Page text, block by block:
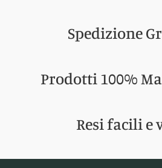
Spedizione
Prodotti 100%
Resi facili e